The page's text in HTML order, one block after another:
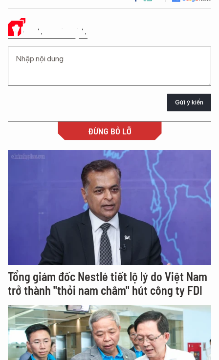
Ý KIẾN CỦA BẠN
Gửi ý kiến
ĐỪNG BỎ LỠ
Tổng giám đốc Nestlé tiết lộ lý do Việt Nam
trở thành "thỏi nam châm" hút công ty FDI